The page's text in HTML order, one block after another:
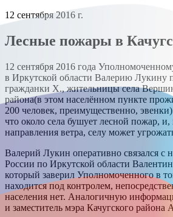
12 сентября 2016 г.
Лесные пожары в
12 сентября 2016 года
в Иркутской области Валерию Лукину
гражданки Х., жительницы села
района(в этом населённом пункте
200 человек, преимущественно,
что около села бушует лесной пожар, и,
направления ветра, селу может
Валерий Лукин оперативно связался
России по Иркутской области
который заверил Уполномоченного в
находится под контролем,
населения нет. Аналогичную
и заместитель мэра Качугского района